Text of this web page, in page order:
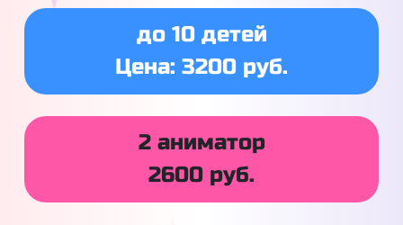
до 10 детей
Цена: 3200 руб.
2 аниматор
2600 руб.